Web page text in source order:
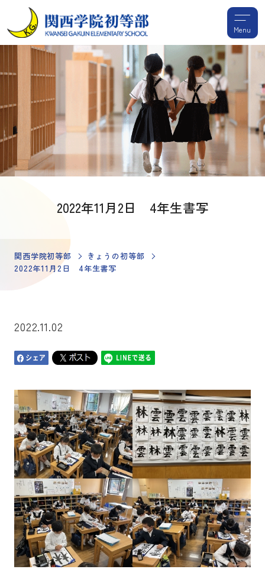
Menu
2022年11月2日 4年生書写
関西学院初等部
きょうの初等部
2022年11月2日 4年生書写
2022.11.02